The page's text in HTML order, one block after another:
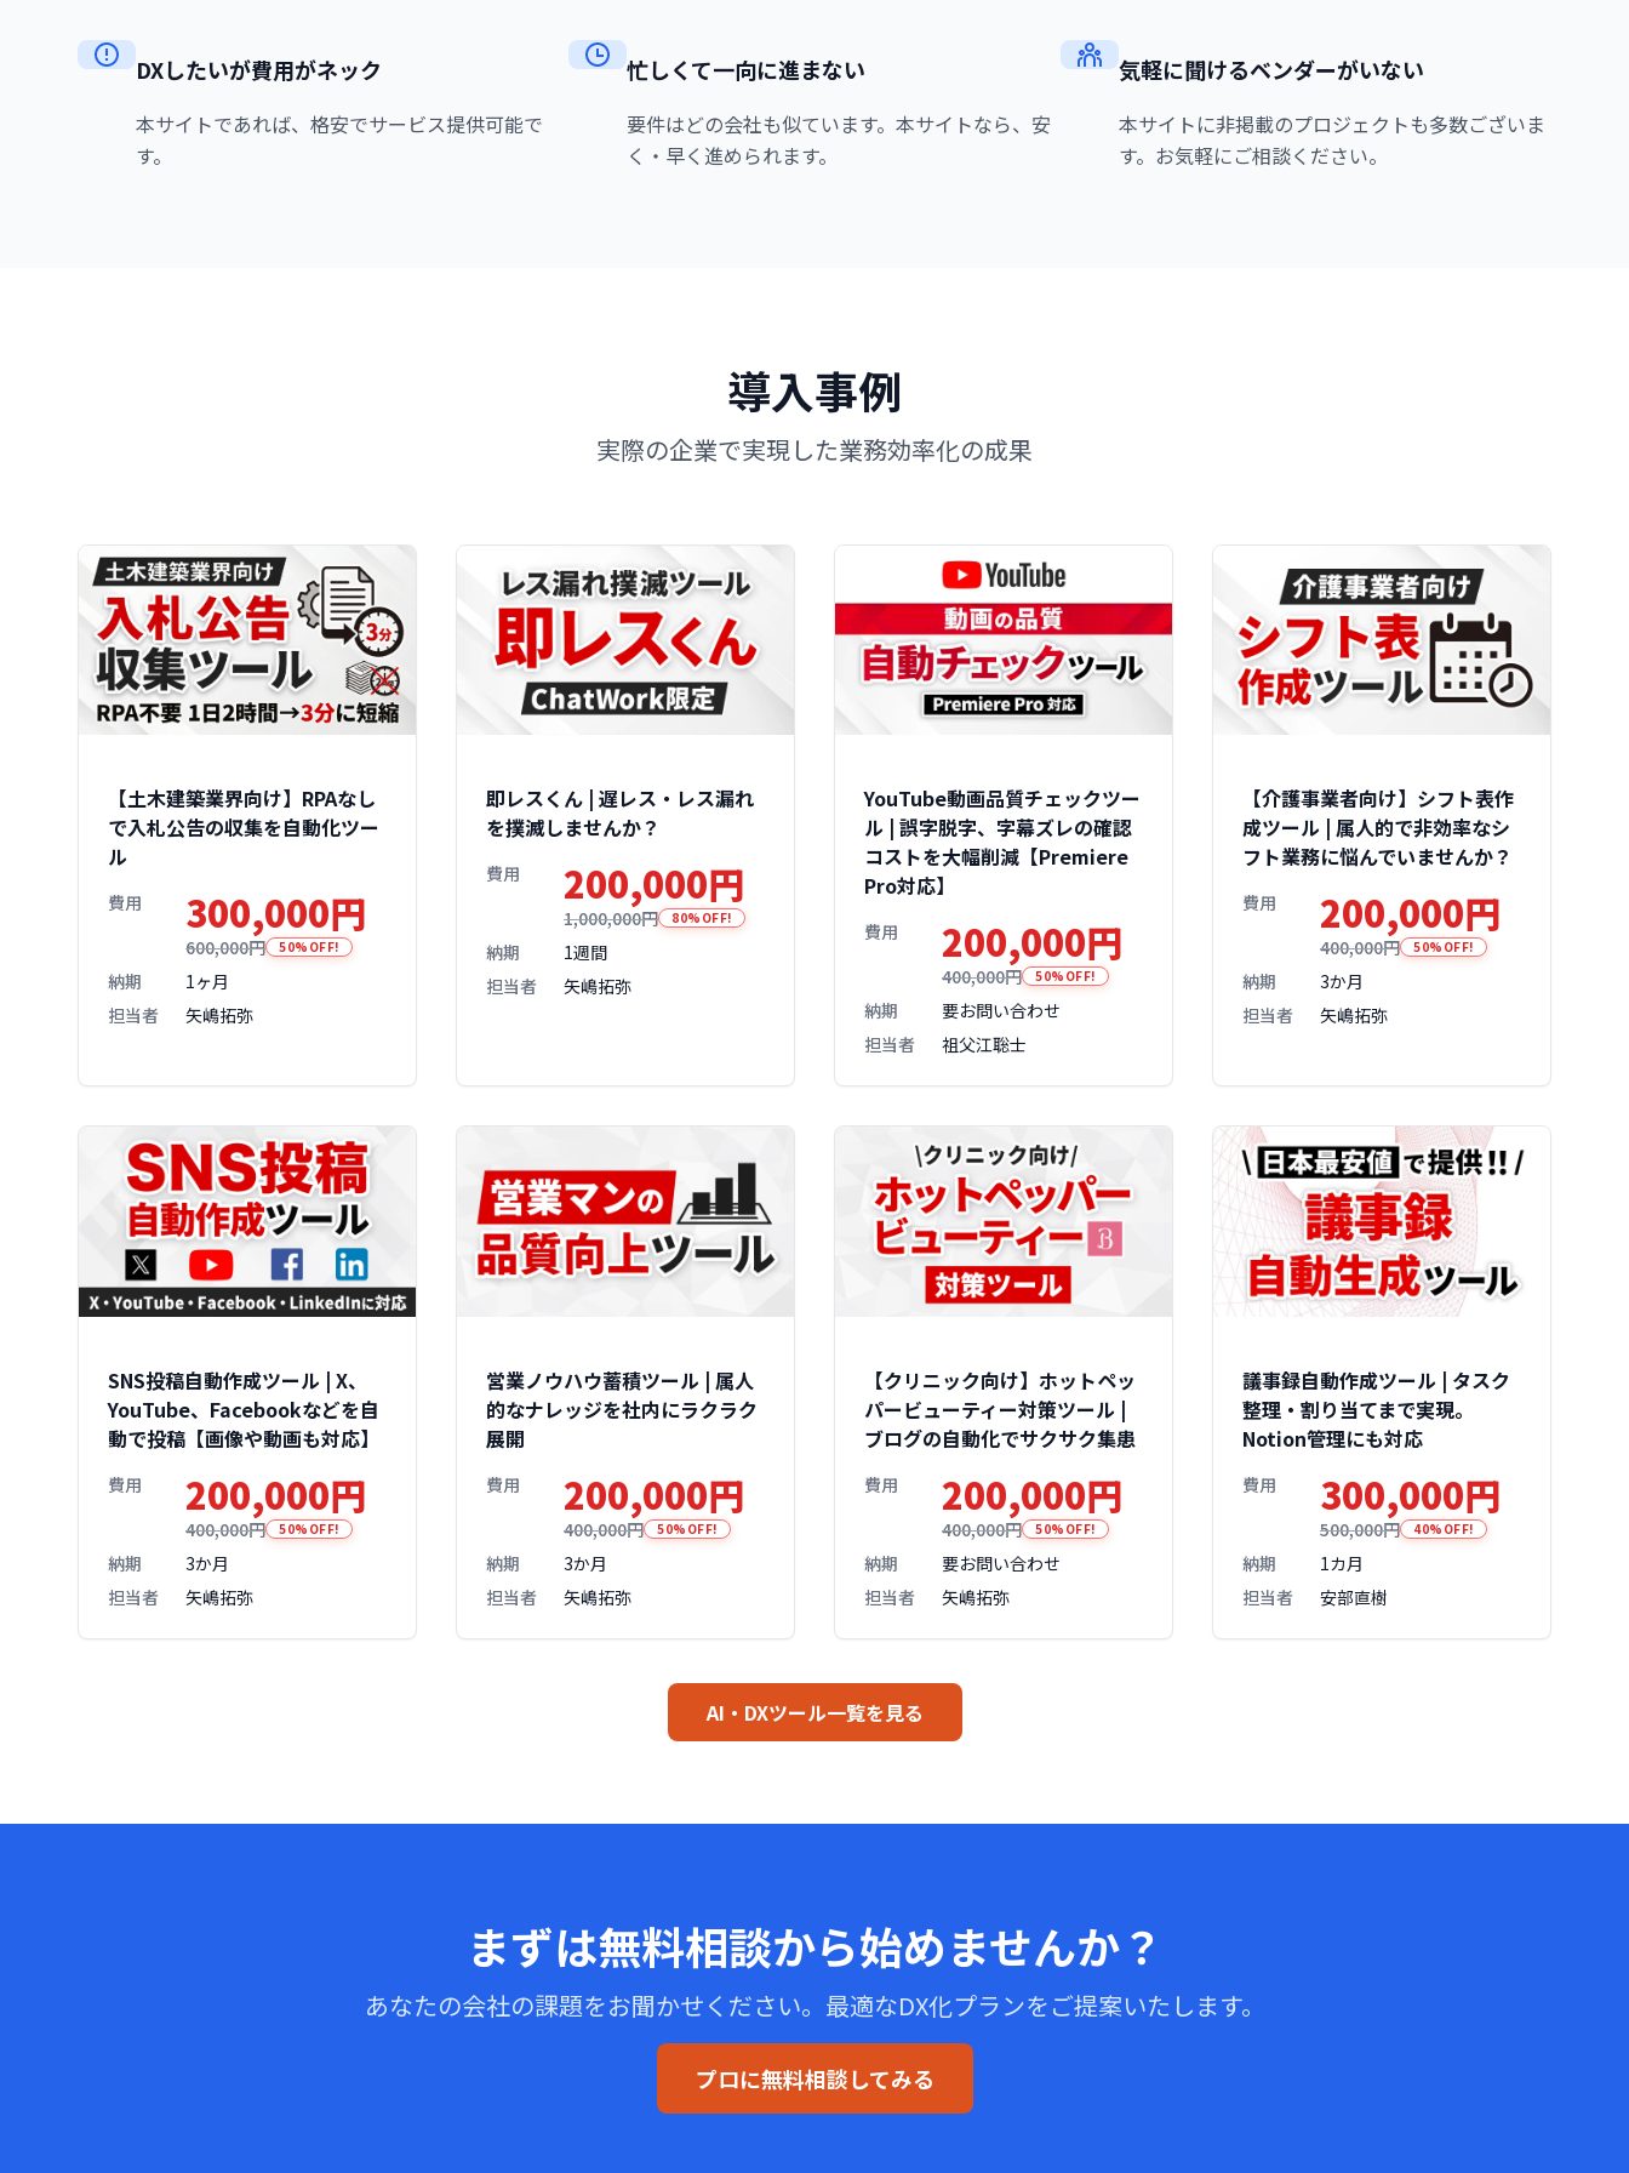
DXしたいが費用がネック
本サイトであれば、 格安でサービス提供可能で
す。
忙しくて一向に進まない
要件はどの会社も似ています。本サイトなら、安
く・早く進められます。
気軽に聞けるベンダーがいない
本サイトに非掲載のプロジェクトも多数ございま
す。 お気軽にご相談ください。
導入事例
実際の企業で実現した業務効率化の成果
【土木建築業界向け】RPAなし
で入札公告の収集を自動化ツー
ル
費用 300,000円
600,000円 50%OFF!
納期
1ヶ月
担当者
矢嶋拓弥
即レスくん | 遅レス・レス漏れ
を撲滅しませんか？
費用 200,000円
1,000,000円 80%OFF!
納期
1週間
担当者
矢嶋拓弥
YouTube動画品質チェックツー
ル | 誤字脱字、字幕ズレの確認
コストを大幅削減【Premiere
Pro対応】
費用 200,000円
400,000円 50%OFF!
納期
要お問い合わせ
担当者
祖父江聡士
【介護事業者向け】シフト表作
成ツール | 属人的で非効率なシ
フト業務に悩んでいませんか？
費用 200,000円
400,000円 50%OFF!
納期
3か月
担当者
矢嶋拓弥
SNS投稿自動作成ツール | X、
YouTube、Facebookなどを自
動で投稿【画像や動画も対応】
費用 200,000円
400,000円 50%OFF!
納期
3か月
担当者
矢嶋拓弥
営業ノウハウ蓄積ツール | 属人
的なナレッジを社内にラクラク
展開
費用 200,000円
400,000円 50%OFF!
納期
3か月
担当者
矢嶋拓弥
【クリニック向け】ホットペッ
パービューティー対策ツール |
ブログの自動化でサクサク集患
費用 200,000円
400,000円 50%OFF!
納期
要お問い合わせ
担当者
矢嶋拓弥
議事録自動作成ツール | タスク
整理・割り当てまで実現。
Notion管理にも対応
費用 300,000円
500,000円 40%OFF!
納期
1カ月
担当者
安部直樹
AI・DXツール一覧を見る
まずは無料相談から始めませんか？
あなたの会社の課題をお聞かせください。 最適なDX化プランをご提案いたします。
プロに無料相談してみる